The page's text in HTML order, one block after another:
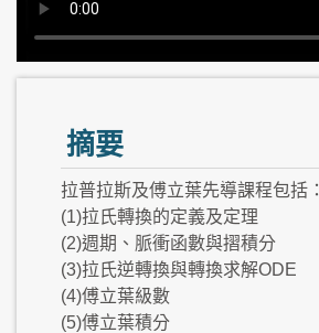
摘要
拉普拉斯及傅立葉先導課程包括：
(1)拉氏轉換的定義及定理
(2)週期、脈衝函數與摺積分
(3)拉氏逆轉換與轉換求解ODE
(4)傅立葉級數
(5)傅立葉積分